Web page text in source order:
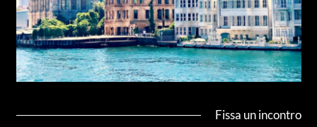
Fissa un incontro